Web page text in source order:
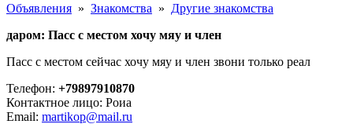
Объявления » Знакомства » Другие знакомства
даром: Пасс с местом хочу мяу и член
Пасс с местом сейчас хочу мяу и член звони только реал
Телефон: +79897910870
Контактное лицо: Роиа
Email: martikop@mail.ru